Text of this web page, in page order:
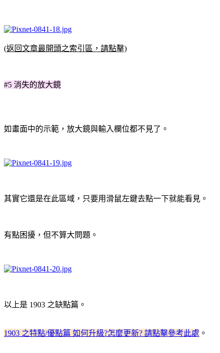
(返回文章最開頭之索引區，請點擊)
#5 消失的放大鏡
如畫面中的示範，放大鏡與輸入欄位都不見了。
其實它還是在此區域，只要用滑鼠左鍵去點一下就能看見。
有點困擾，但不算大問題。
以上是 1903 之缺點篇。
1903 之特點/優點篇 如何升級?怎麼更新? 請點擊參考此處 。